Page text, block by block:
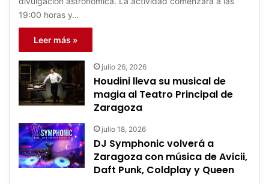
19:00 horas y…
Leer más »
julio 26, 2026
Houdini lleva su musical de
magia al Teatro Principal de
Zaragoza
julio 18, 2026
DJ Symphonic volverá a
Zaragoza con música de Avicii,
Daft Punk, Coldplay y Queen